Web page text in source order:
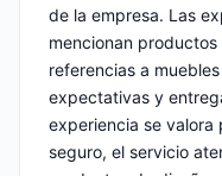
de la empresa. Las
mencionan
referencias a
expectativas y
experiencia se valora
seguro, el servicio